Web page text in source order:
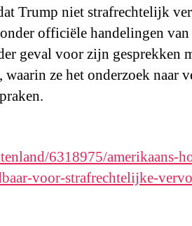
Trump niet strafrechtelijk
officiële handelingen van
geval voor zijn gesprekken
ze het onderzoek naar
6318975/amerikaans-
voor-strafrechtelijke-